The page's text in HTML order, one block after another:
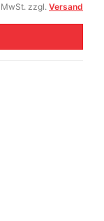
zzgl. Versand